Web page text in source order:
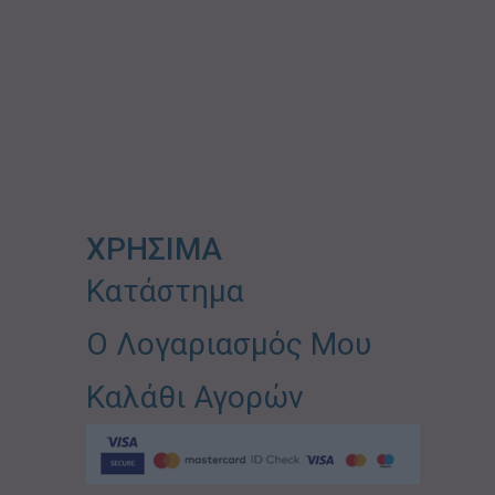
ΧΡΗΣΙΜΑ
Κατάστημα
Ο Λογαριασμός Μου
Καλάθι Αγορών